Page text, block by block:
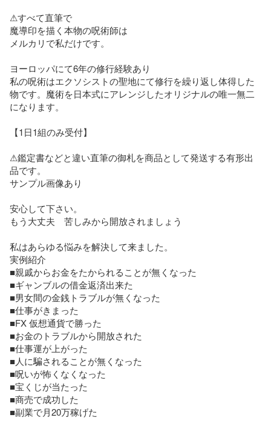
⚠すべて直筆で
魔導印を描く本物の呪術師は
メルカリで私だけです。
ヨーロッパにて6年の修行経験あり
私の呪術はエクソシストの聖地にて修行を繰り返し体得した
物です。魔術を日本式にアレンジしたオリジナルの唯一無二
になります。
【1日1組のみ受付】
⚠︎鑑定書などと違い直筆の御札を商品として発送する有形出
品です。
サンプル画像あり
安心して下さい。
もう大丈夫　苦しみから開放されましょう
私はあらゆる悩みを解決して来ました。
実例紹介
■親戚からお金をたかられることが無くなった
■ギャンブルの借金返済出来た
■男女間の金銭トラブルが無くなった
■仕事がきまった
■FX 仮想通貨で勝った
■お金のトラブルから開放された
■仕事運が上がった
■人に騙されることが無くなった
■呪いが怖くなくなった
■宝くじが当たった
■商売で成功した
■副業で月20万稼げた